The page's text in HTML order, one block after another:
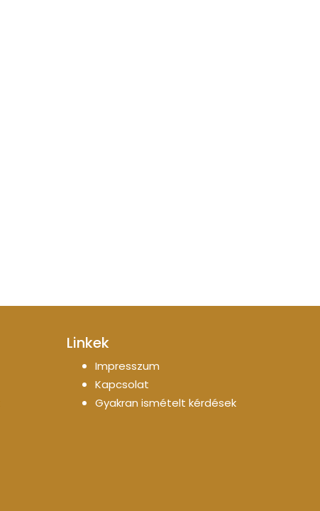
Linkek
Impresszum
Kapcsolat
Gyakran ismételt kérdések